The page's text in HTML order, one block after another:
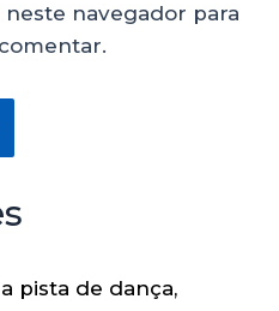
neste navegador para
pista de dança,